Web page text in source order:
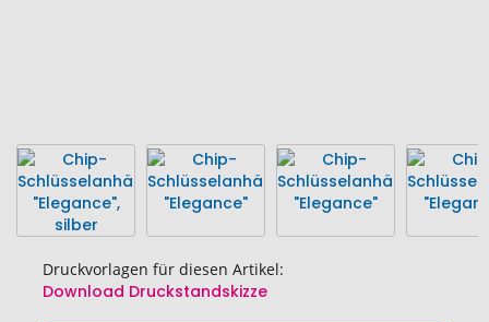
Druckvorlagen für diesen Artikel:
Download Druckstandskizze